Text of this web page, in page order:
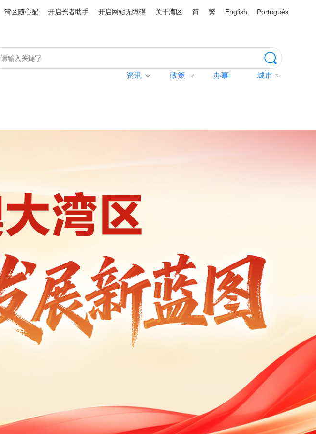
湾区随心配 开启长者助手 开启网站无障碍 关于湾区 简 繁 English Português
资讯 政策 办事 城市